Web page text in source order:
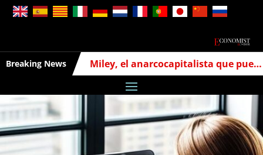
Breaking News Miley, el anarcocapitalista que puede cambiar la economía argentina